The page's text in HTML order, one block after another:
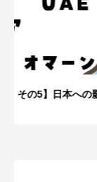
【イラン戦争